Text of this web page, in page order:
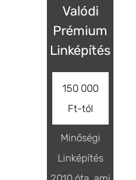
Valódi
Prémium
Linképítés
150 000
Ft-tól
Minőségi
Linképítés